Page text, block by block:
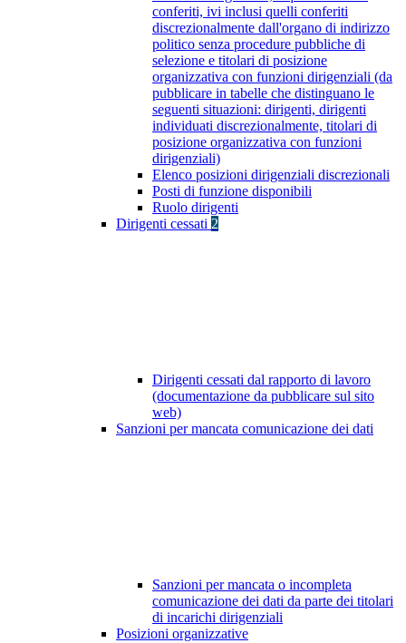
conferiti, ivi inclusi quelli conferiti
discrezionalmente dall'organo di indirizzo
politico senza procedure pubbliche di
selezione e titolari di posizione
organizzativa con funzioni dirigenziali (da
pubblicare in tabelle che distinguano le
seguenti situazioni: dirigenti, dirigenti
individuati discrezionalmente, titolari di
posizione organizzativa con funzioni
dirigenziali)
Elenco posizioni dirigenziali discrezionali
Posti di funzione disponibili
Ruolo dirigenti
Dirigenti cessati 2
Dirigenti cessati dal rapporto di lavoro
(documentazione da pubblicare sul sito
web)
Sanzioni per mancata comunicazione dei dati
Sanzioni per mancata o incompleta
comunicazione dei dati da parte dei titolari
di incarichi dirigenziali
Posizioni organizzative